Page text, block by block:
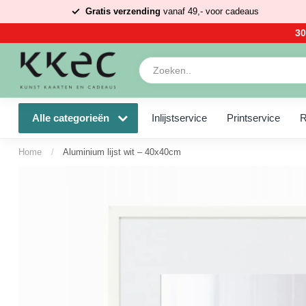
Gratis verzending vanaf 49,- voor cadeaus
Alle categorieën Inlijstservice Printservice
Home / Aluminium lijst wit – 40x40cm